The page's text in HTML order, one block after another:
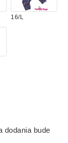
16/L
dodania bude